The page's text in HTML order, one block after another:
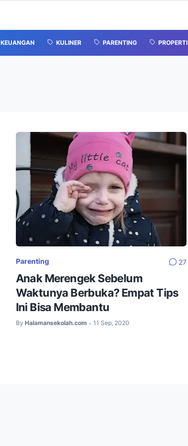
KEUANGAN KULINER PARENTING PROPERTI
Parenting 27
Anak Merengek Sebelum
Waktunya Berbuka? Empat Tips
Ini Bisa Membantu
By Halamansekolah.com • 11 Sep, 2020